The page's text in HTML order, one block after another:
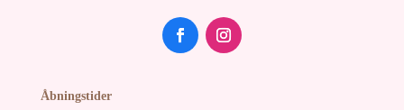
Åbningstider